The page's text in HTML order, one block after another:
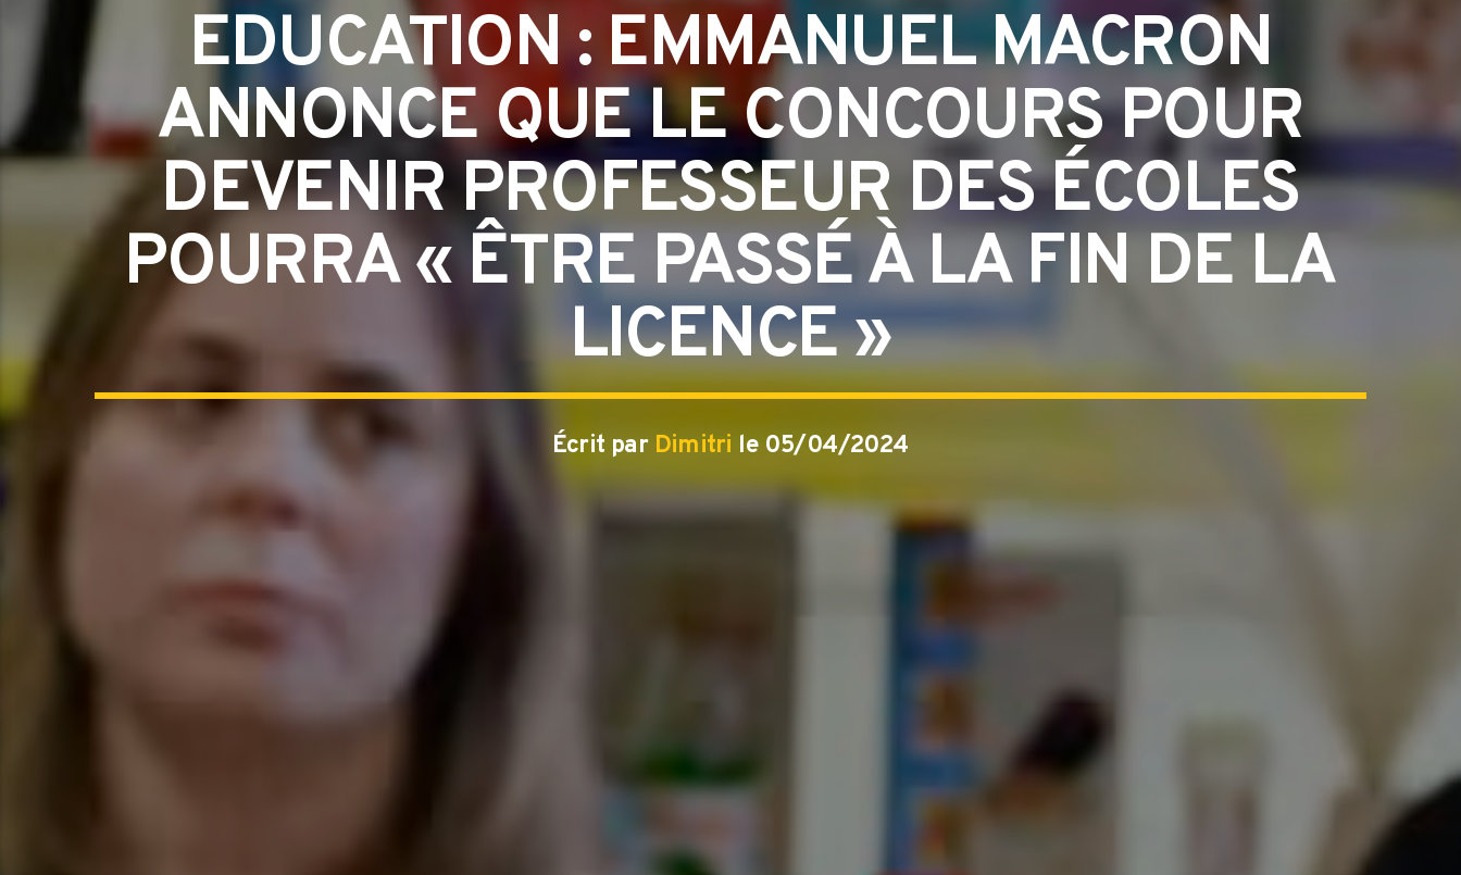
EDUCATION : EMMANUEL MACRON
ANNONCE QUE LE CONCOURS POUR
DEVENIR PROFESSEUR DES ÉCOLES
POURRA « ÊTRE PASSÉ À LA FIN DE LA
LICENCE »
Écrit par Dimitri le 05/04/2024